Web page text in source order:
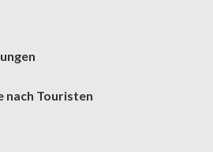
nach Touristen